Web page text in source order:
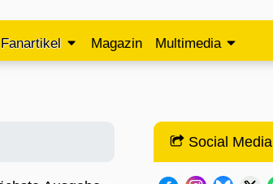
Fanartikel Magazin Multimedia
Social Media